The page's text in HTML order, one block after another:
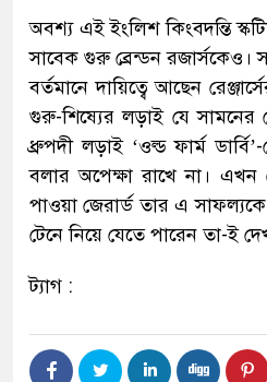
অবশ্য এই ইংলিশ কিংবদন্তি
সাবেক গুরু ব্রেন্ডন
বর্তমানে দায়িত্বে আছেন
গুরু-শিষ্যের লড়াই যে
ধ্রুপদী লড়াই ‘ওল্ড ফার্ম
বলার অপেক্ষা রাখে না। এখন
পাওয়া জেরার্ড তার এ
টেনে নিয়ে যেতে পারেন তা-ই
ট্যাগ :